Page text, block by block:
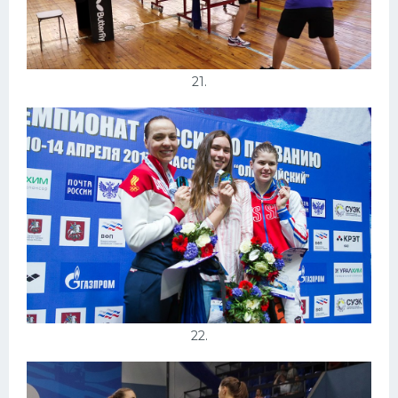
21.
22.